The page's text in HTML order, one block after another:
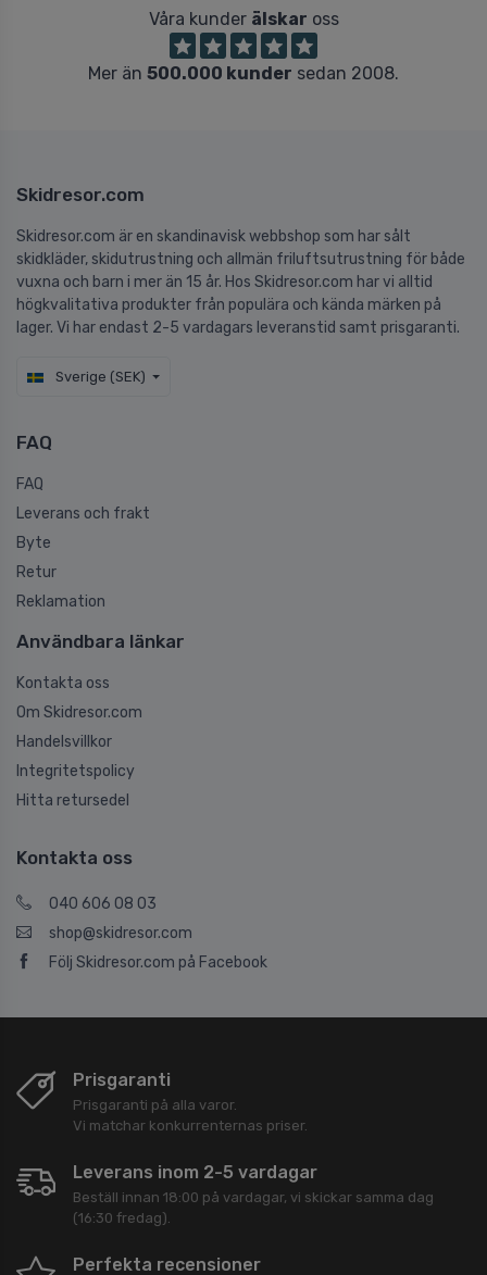
Våra kunder älskar oss
Mer än 500.000 kunder sedan 2008.
Skidresor.com
Skidresor.com är en skandinavisk webbshop som har sålt
skidkläder, skidutrustning och allmän friluftsutrustning för både
vuxna och barn i mer än 15 år. Hos Skidresor.com har vi alltid
högkvalitativa produkter från populära och kända märken på
lager. Vi har endast 2-5 vardagars leveranstid samt prisgaranti.
Sverige (SEK)
FAQ
FAQ
Leverans och frakt
Byte
Retur
Reklamation
Användbara länkar
Kontakta oss
Om Skidresor.com
Handelsvillkor
Integritetspolicy
Hitta retursedel
Kontakta oss
040 606 08 03
shop@skidresor.com
Följ Skidresor.com på Facebook
Prisgaranti
Prisgaranti på alla varor.
Vi matchar konkurrenternas priser.
Leverans inom 2-5 vardagar
Beställ innan 18:00 på vardagar, vi skickar samma dag
(16:30 fredag).
Perfekta recensioner